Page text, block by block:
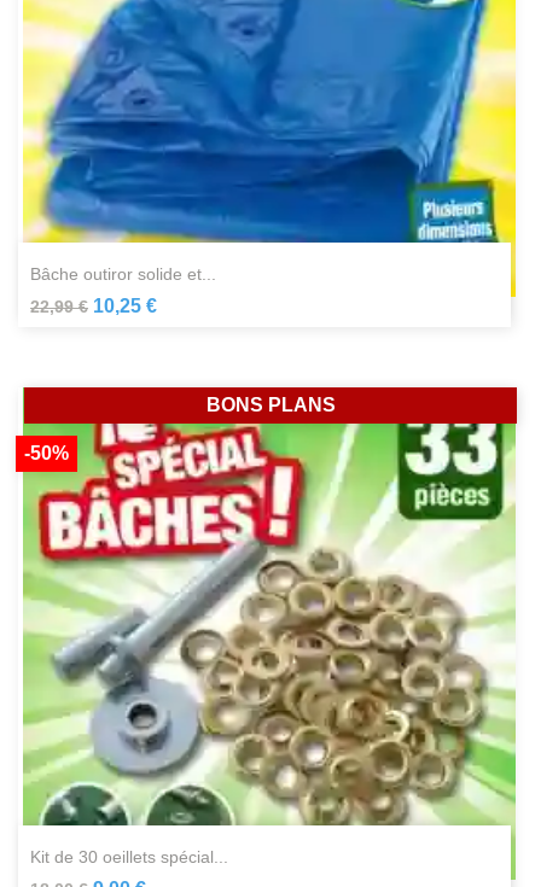
bâche outiror solide et...
22,99 € 10,25 €
kit de 30 oeillets spécial...
-50%
BONS PLANS